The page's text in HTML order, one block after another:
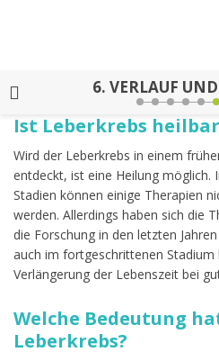
6. VERLAUF
Ist Leberkrebs
Wird der Leberkrebs in einem
entdeckt, ist eine Heilung
Stadien können einige Therapien
werden. Allerdings haben sich die
die Forschung in den letzten
auch im fortgeschrittenen
Verlängerung der Lebenszeit bei
Welche Bedeutung
Leberkrebs?